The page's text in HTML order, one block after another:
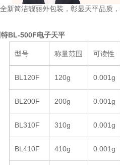
新简洁靓丽外包装，彰显天平品质
BL-500F电子天平
型号 称量范围 可读性
BL120F 120g 0.001g
BL200F 200g 0.001g
BL310F 310g 0.001g
BL410F 410g 0.001g